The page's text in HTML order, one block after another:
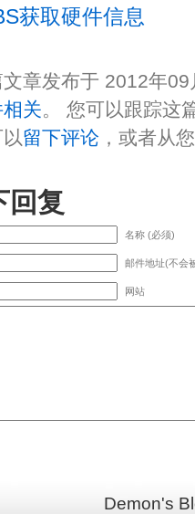
获取硬件信息
章发布于 2012年
关。 您可以跟踪这
留下评论 ，或者从
回复
名称 (必须)
邮件地址(不会
网站
Demon's